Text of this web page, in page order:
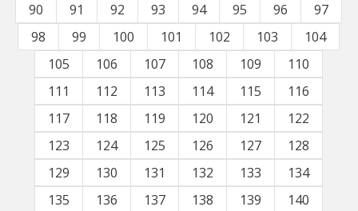
90
91 92 93 94 95 96
97
98
99 100 101 102 103
104
105
106 107 108 109
110
111
112 113 114 115
116
117
118 119 120 121
122
123
124 125 126 127
128
129
130 131 132 133
134
135
136 137 138 139
140